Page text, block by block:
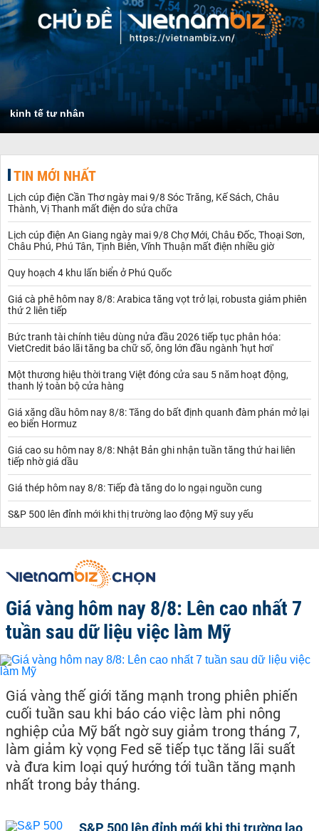
kinh tế tư nhân
TIN MỚI NHẤT
Lịch cúp điện Cần Thơ ngày mai 9/8 Sóc Trăng, Kế Sách, Châu
Thành, Vị Thanh mất điện do sửa chữa
Lịch cúp điện An Giang ngày mai 9/8 Chợ Mới, Châu Đốc, Thoại Sơn,
Châu Phú, Phú Tân, Tịnh Biên, Vĩnh Thuận mất điện nhiều giờ
Quy hoạch 4 khu lấn biển ở Phú Quốc
Giá cà phê hôm nay 8/8: Arabica tăng vọt trở lại, robusta giảm phiên
thứ 2 liên tiếp
Bức tranh tài chính tiêu dùng nửa đầu 2026 tiếp tục phân hóa:
VietCredit báo lãi tăng ba chữ số, ông lớn đầu ngành 'hụt hơi'
Một thương hiệu thời trang Việt đóng cửa sau 5 năm hoạt động,
thanh lý toàn bộ cửa hàng
Giá xăng dầu hôm nay 8/8: Tăng do bất định quanh đàm phán mở lại
eo biển Hormuz
Giá cao su hôm nay 8/8: Nhật Bản ghi nhận tuần tăng thứ hai liên
tiếp nhờ giá dầu
Giá thép hôm nay 8/8: Tiếp đà tăng do lo ngại nguồn cung
S&P 500 lên đỉnh mới khi thị trường lao động Mỹ suy yếu
Giá vàng hôm nay 8/8: Lên cao nhất 7
tuần sau dữ liệu việc làm Mỹ
Giá vàng thế giới tăng mạnh trong phiên phiến
cuối tuần sau khi báo cáo việc làm phi nông
nghiệp của Mỹ bất ngờ suy giảm trong tháng 7,
làm giảm kỳ vọng Fed sẽ tiếp tục tăng lãi suất
và đưa kim loại quý hướng tới tuần tăng mạnh
nhất trong bảy tháng.
S&P 500 lên đỉnh mới khi thị trường lao